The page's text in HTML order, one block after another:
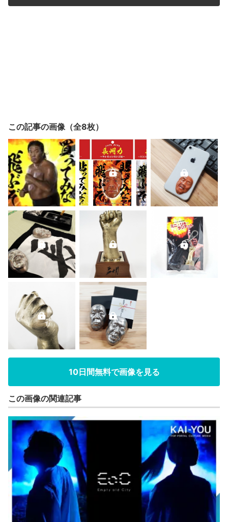
この記事の画像（全8枚）
10日間無料で画像を見る
この画像の関連記事